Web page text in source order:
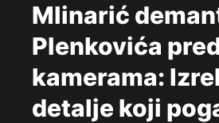
Mlinarić
Plenkovića
kamerama:
detalje koji